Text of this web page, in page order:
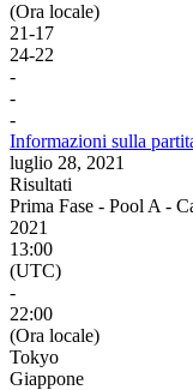
(Ora locale)
21-17
24-22
-
-
-
Informazioni sulla
luglio 28, 2021
Risultati
Prima Fase - Pool A -
2021
13:00
(UTC)
-
22:00
(Ora locale)
Tokyo
Giappone